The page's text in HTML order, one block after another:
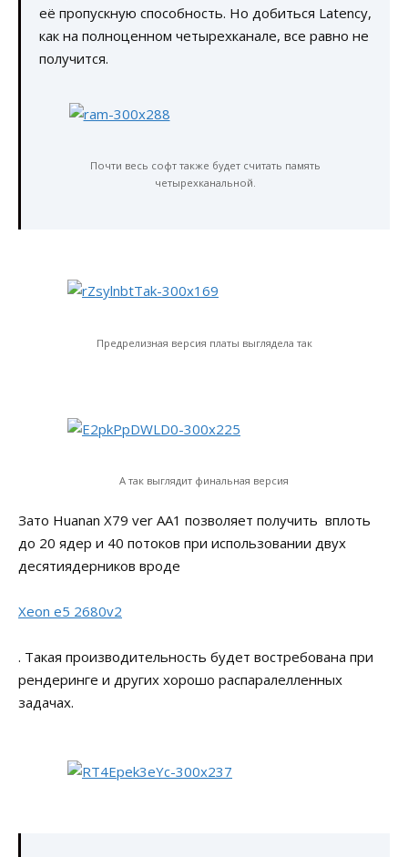
её пропускную способность. Но добиться Latency,
как на полноценном четырехканале, все равно не
получится.
Почти весь софт также будет считать память
четырехканальной.
Предрелизная версия платы выглядела так
А так выглядит финальная версия
Зато Huanan X79 ver AA1 позволяет получить вплоть
до 20 ядер и 40 потоков при использовании двух
десятиядерников вроде
Xeon e5 2680v2
. Такая производительность будет востребована при
рендеринге и других хорошо распаралелленных
задачах.